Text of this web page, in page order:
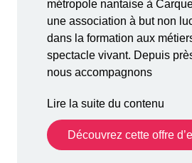
métropole nantaise à
une association à but non
dans la formation aux
spectacle vivant. Depuis
nous accompagnons
Lire la suite du contenu
Découvrez cette offre